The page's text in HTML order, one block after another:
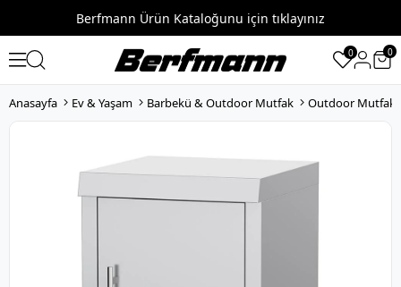
Berfmann Ürün Kataloğunu için tıklayınız
0 0
Anasayfa Ev & Yaşam Barbekü & Outdoor Mutfak Outdoor Mutfak